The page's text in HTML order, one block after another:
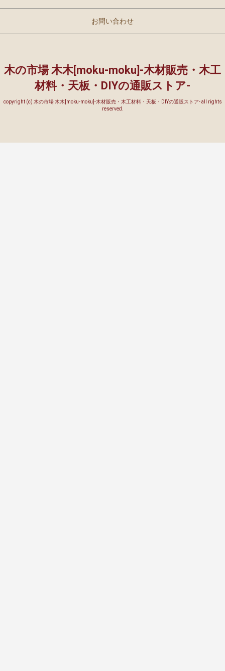
お問い合わせ
木の市場 木木[moku-moku]-木材販売・木工
材料・天板・DIYの通販ストア-
copyright (c) 木の市場 木木[moku-moku]-木材販売・木工材料・天板・DIYの通販ストア- all rights
reserved.